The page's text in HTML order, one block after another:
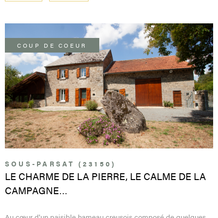
SOUS-PARSAT (23150)
LE CHARME DE LA PIERRE, LE CALME DE LA
CAMPAGNE…
COUP DE COEUR
VOIR LE BIEN
PIÈCES
RÉFÉRENCE
CRITÈRES SUPPLÉMENTAIRES
Piscine
Parking
Terrasse